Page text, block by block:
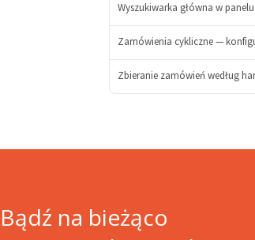
+
Wyszukiwarka główna w
Zamówienia cykliczne —
Zbieranie zamówień według
Bądź na bieżąco